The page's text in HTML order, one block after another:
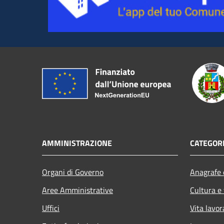
AMMINISTRAZIONE
Organi di Governo
Aree Amministrative
Uffici
Cultura
Vita